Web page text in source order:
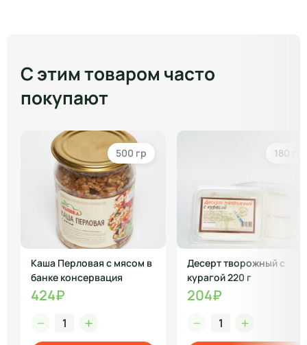
С этим товаром часто
покупают
500 гр
Каша Перловая с мясом в
банке консервация
424₽
180 гр
Десерт творожный с
курагой 220 г
204₽